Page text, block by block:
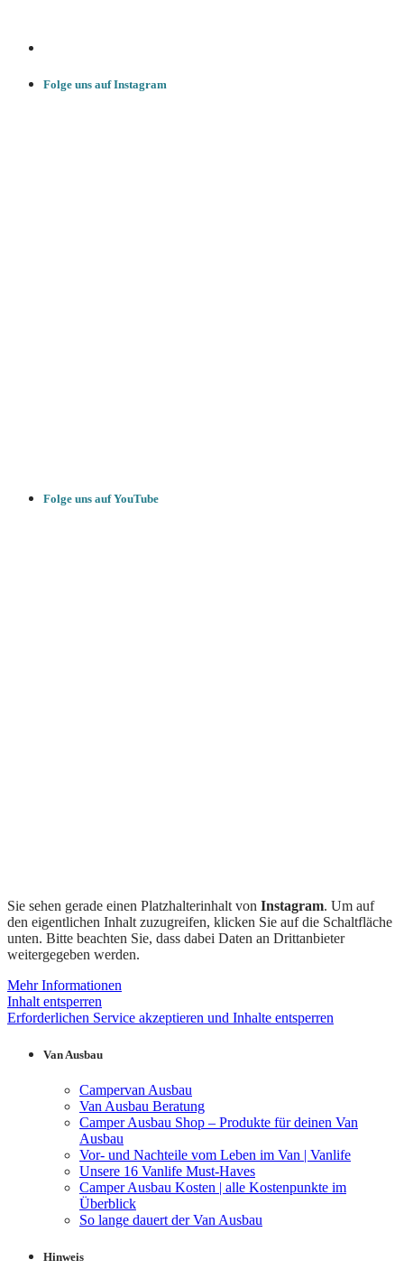
Folge uns auf Instagram
Folge uns auf YouTube
Sie sehen gerade einen Platzhalterinhalt von Instagram. Um auf
den eigentlichen Inhalt zuzugreifen, klicken Sie auf die Schaltfläche
unten. Bitte beachten Sie, dass dabei Daten an Drittanbieter
weitergegeben werden.
Mehr Informationen
Inhalt entsperren
Erforderlichen Service akzeptieren und Inhalte entsperren
Van Ausbau
Campervan Ausbau
Van Ausbau Beratung
Camper Ausbau Shop – Produkte für deinen Van
Ausbau
Vor- und Nachteile vom Leben im Van | Vanlife
Unsere 16 Vanlife Must-Haves
Camper Ausbau Kosten | alle Kostenpunkte im
Überblick
So lange dauert der Van Ausbau
Hinweis